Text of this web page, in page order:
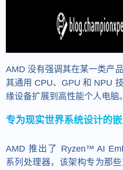
AMD 没有强调其在某一类产
其通用 CPU、GPU 和 NPU
缘设备扩展到高性能个人电脑
专为现实世界系统设计的
AMD 推出了 Ryzen™ AI
系列处理器，该架构专为那